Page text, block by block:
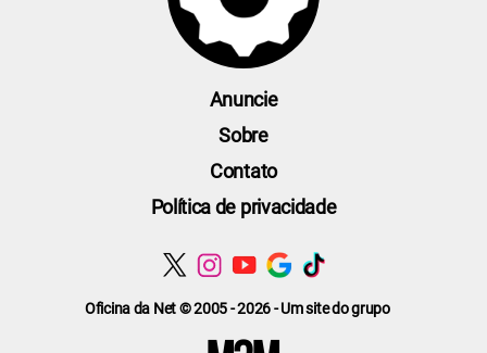
Oficina da Net © 2005 - 2026 - Um site do grupo
Anuncie
Sobre
Contato
Política de privacidade